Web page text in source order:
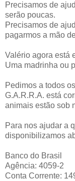
Precisamos de
serão poucas.
Precisamos de
pagarmos a mão
Valério agora está
Uma madrinha ou
Pedimos a todos
G.A.R.R.A. está
animais estão sob
Para nos ajudar a
disponibilizamos
Banco do Brasil
Agência: 4059-2
Conta Corrente: